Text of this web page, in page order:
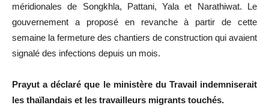
méridionales de Songkhla, Pattani, Yala et Narathiwat. Le
gouvernement a proposé en revanche à partir de cette
semaine la fermeture des chantiers de construction qui avaient
signalé des infections depuis un mois.
Prayut a déclaré que le ministère du Travail indemniserait
les thaïlandais et les travailleurs migrants touchés.